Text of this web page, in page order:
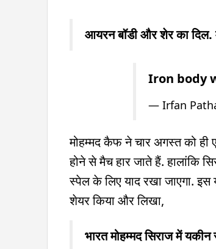
आयरन बॉडी और शेर का दिल.
Iron body
— Irfan
मोहम्मद कैफ ने चार अगस्त को ही
होने से मैच हार जाते हैं. हालांकि
स्पेल के लिए याद रखा जाएगा.
शेयर किया और लिखा,
भारत मोहम्मद सिराज में